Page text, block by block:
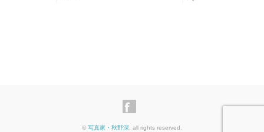
© 写真家・秋野深 . all rights reserved.